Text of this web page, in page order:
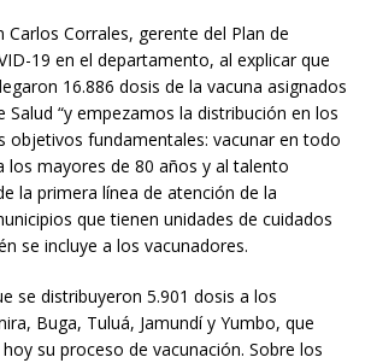
Carlos Corrales, gerente del Plan de
19 en el departamento, al explicar que
16.886 dosis de la vacuna asignados
Salud “y empezamos la distribución en los
objetivos fundamentales: vacunar en todo
los mayores de 80 años y al talento
la primera línea de atención de la
que tienen unidades de cuidados
se incluye a los vacunadores.
se distribuyeron 5.901 dosis a los
Buga, Tuluá, Jamundí y Yumbo, que
su proceso de vacunación. Sobre los